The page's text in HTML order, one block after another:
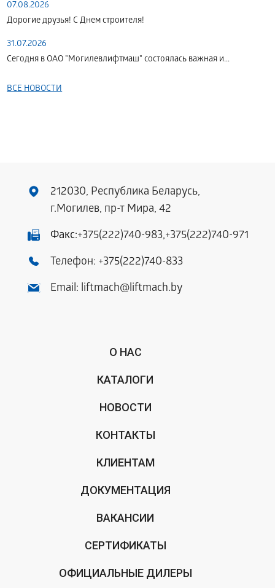
07.08.2026
Дорогие друзья! С Днем строителя!
31.07.2026
Сегодня в ОАО "Могилевлифтмаш" состоялась важная и...
ВСЕ НОВОСТИ
212030, Республика Беларусь,
г.Могилев, пр-т Мира, 42
Факс:+375(222)740-983,+375(222)740-971
Телефон: +375(222)740-833
Email: liftmach@liftmach.by
О НАС
КАТАЛОГИ
НОВОСТИ
КОНТАКТЫ
КЛИЕНТАМ
ДОКУМЕНТАЦИЯ
ВАКАНСИИ
СЕРТИФИКАТЫ
ОФИЦИАЛЬНЫЕ ДИЛЕРЫ